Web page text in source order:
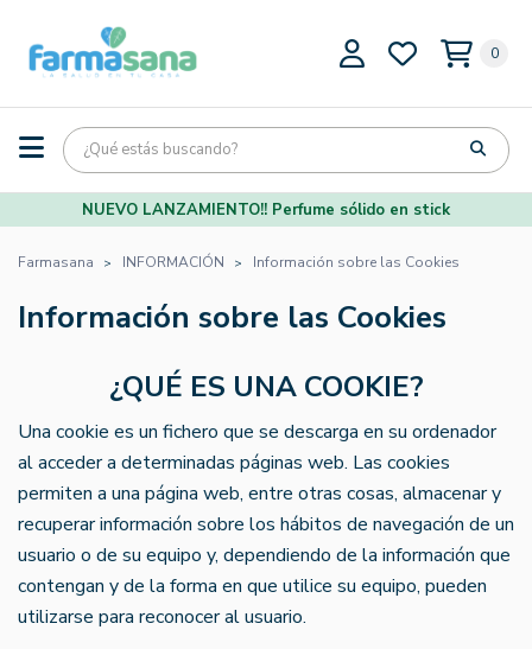
0
NUEVO LANZAMIENTO!! Perfume sólido en stick
Farmasana INFORMACIÓN Información sobre las Cookies
Información sobre las Cookies
¿QUÉ ES UNA COOKIE?
Una cookie es un fichero que se descarga en su ordenador
al acceder a determinadas páginas web. Las cookies
permiten a una página web, entre otras cosas, almacenar y
recuperar información sobre los hábitos de navegación de un
usuario o de su equipo y, dependiendo de la información que
contengan y de la forma en que utilice su equipo, pueden
utilizarse para reconocer al usuario.